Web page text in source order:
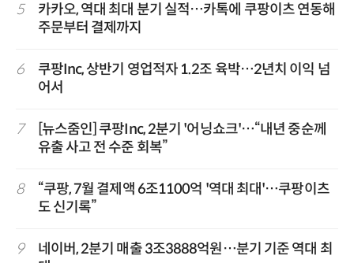
5
카카오, 역대 최대 분기 실적…카톡에 쿠팡이츠 연동해
주문부터 결제까지
6
쿠팡Inc, 상반기 영업적자 1.2조 육박…2년치 이익 넘
어서
7
[뉴스줌인] 쿠팡Inc, 2분기 '어닝쇼크'…“내년 중순께
유출 사고 전 수준 회복”
8
“쿠팡, 7월 결제액 6조1100억 '역대 최대'…쿠팡이츠
도 신기록”
9
네이버, 2분기 매출 3조3888억원…분기 기준 역대 최